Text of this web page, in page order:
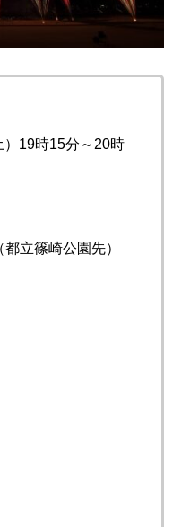
）19時15分～20時
立篠崎公園先）